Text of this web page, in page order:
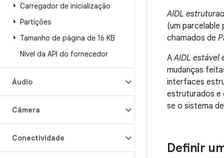
Carregador de inicialização
Partições
Tamanho de página de 16 KB
Nível da API do fornecedor
Áudio
Câmera
Conectividade
AIDL
(um parcelable
chamados de
AAIDL estável
mudanças
interfaces
estruturados e
se o sistema
Definir